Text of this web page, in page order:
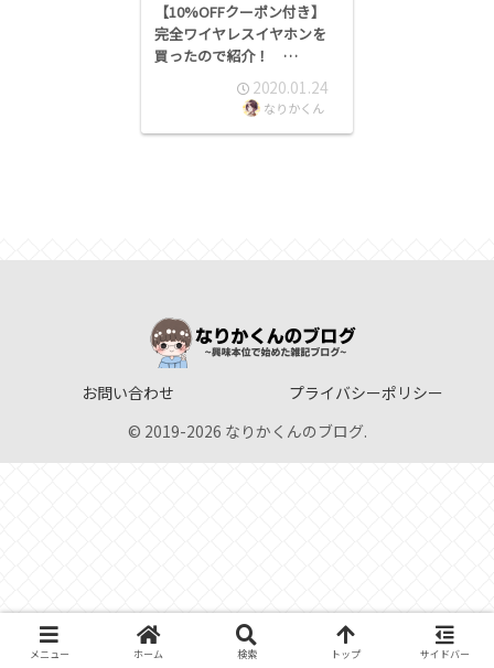
【10%OFFクーポン付き】
完全ワイヤレスイヤホンを
買ったので紹介！
【JPRiDE TWS-520】2020.01.24
なりかくん
お問い合わせ
プライバシーポリシー
© 2019-2026 なりかくんのブログ.
メニュー ホーム 検索 トップ サイドバー